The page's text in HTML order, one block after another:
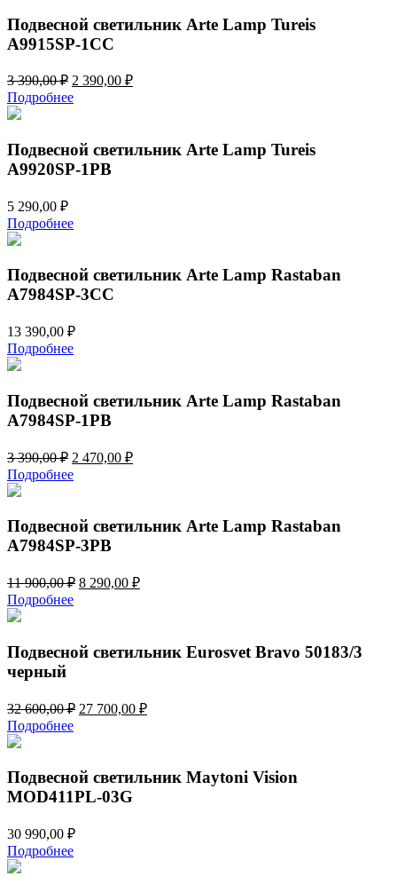
Подвесной светильник Arte Lamp Tureis
A9915SP-1CC
3 390,00₽ Первоначальная
цена
составляла
390,00 ₽.
2 390,00 ₽Текущая
Подробнее
Подвесной светильник Arte Lamp Tureis
A9920SP-1PB
5 290,00 ₽
Подробнее
Подвесной светильник Arte Lamp Rastaban
A7984SP-3CC
13 390,00 ₽
Подробнее
Подвесной светильник Arte Lamp Rastaban
A7984SP-1PB
3 390,00₽ Первоначальная
цена
составляла
390,00 ₽.
2 470,00 ₽Текущая
Подробнее
Подвесной светильник Arte Lamp Rastaban
A7984SP-3PB
11 900,00₽ Первоначальная
900,00 ₽.
8 290,00 ₽Текущая
Подробнее
Подвесной светильник Eurosvet Bravo 50183/3
черный
32 600,00₽ Первоначальная
600,00 ₽.
27 700,00 ₽Текущая
Подробнее
Подвесной светильник Maytoni Vision
MOD411PL-03G
30 990,00 ₽
Подробнее